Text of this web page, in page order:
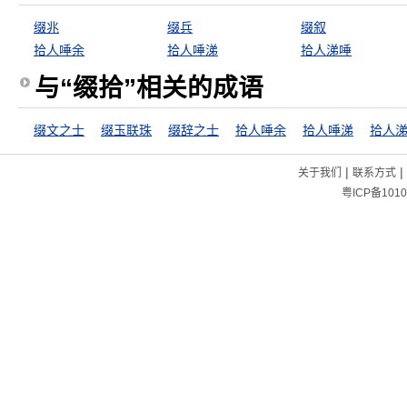
缀兆 缀兵
缀叙
拾人唾余
拾人唾涕 拾人涕唾
与“缀拾”相关的成语
缀文之士 缀玉联珠 缀辞之士 拾人唾余 拾人唾涕 拾人
关于我们 | 联系方式|
粤ICP备